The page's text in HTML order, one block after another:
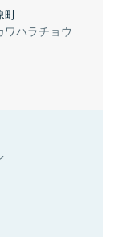
町
ワハラチョウ